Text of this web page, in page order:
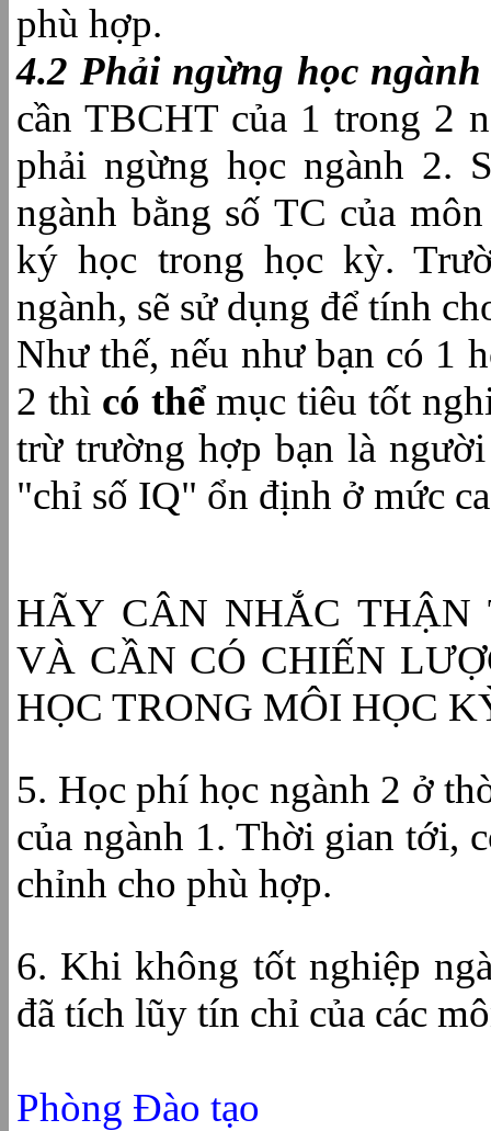
phù hợp.
4.2 Phải ngừng học
cần TBCHT của 1 trong 2
phải ngừng học ngành 2.
ngành bằng số TC của
ký học trong học kỳ.
ngành, sẽ sử dụng để tính
Như thế, nếu như bạn có 1
2 thì có thể mục tiêu tốt
trừ trường hợp bạn là
"chỉ số IQ" ổn định ở mức
HÃY CÂN NHẮC THẬN
VÀ CẦN CÓ CHIẾN
HỌC TRONG MÔI HỌC
5. Học phí học ngành 2 ở
của ngành 1. Thời gian tới,
chỉnh cho phù hợp.
6. Khi không tốt nghiệp
đã tích lũy tín chỉ của các
Phòng Đào tạo